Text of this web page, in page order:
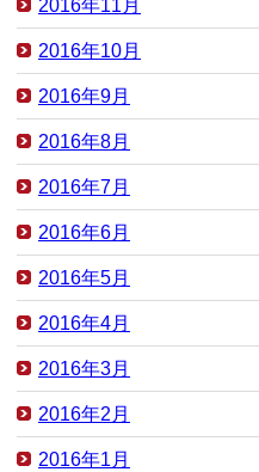
2016年11月
2016年10月
2016年9月
2016年8月
2016年7月
2016年6月
2016年5月
2016年4月
2016年3月
2016年2月
2016年1月